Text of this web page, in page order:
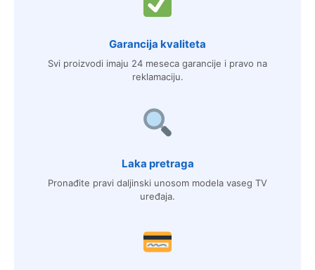
Garancija kvaliteta
Svi proizvodi imaju 24 meseca garancije i pravo na
reklamaciju.
Laka pretraga
Pronađite pravi daljinski unosom modela vaseg TV
uređaja.